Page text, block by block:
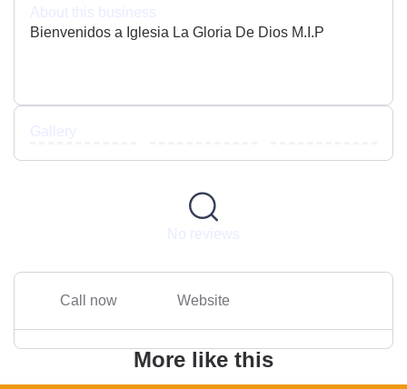
About this business
Bienvenidos a Iglesia La Gloria De Dios M.I.P
Gallery
No reviews
Call now Website
More like this